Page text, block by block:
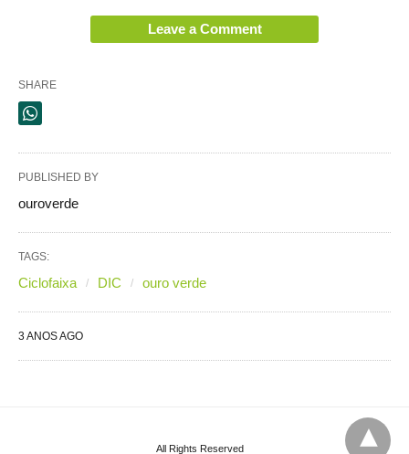
Leave a Comment
SHARE
PUBLISHED BY
ouroverde
TAGS:
Ciclofaixa DIC ouro verde
3 ANOS AGO
All Rights Reserved